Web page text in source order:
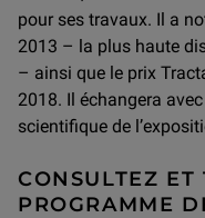
pour ses travaux. Il a
2013 – la plus haute
– ainsi que le prix
2018. Il échangera avec
scientifique de
CONSULTEZ ET
PROGRAMME